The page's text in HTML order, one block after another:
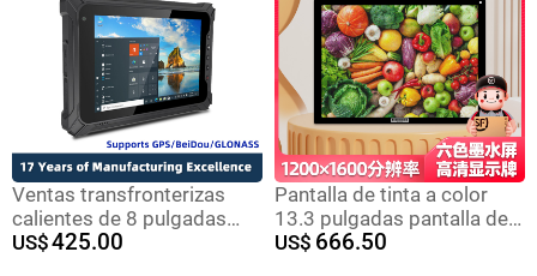
Ventas transfronterizas
calientes de 8 pulgadas
tres tabletas 4G tarjeta 2D
US$425.00
Pantalla de tinta a color
13.3 pulgadas pantalla de
tinta a color placa de
US$ 666.50